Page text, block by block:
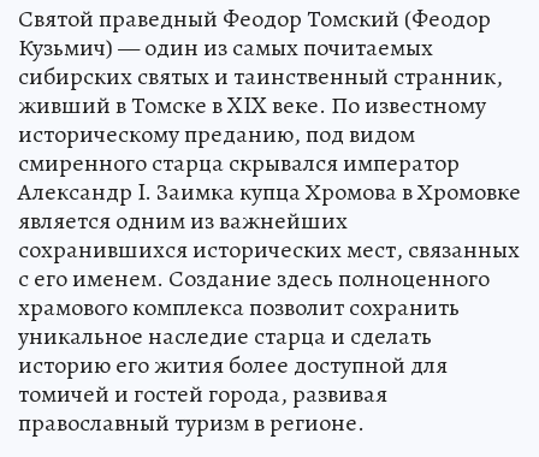
Святой праведный Феодор Томский (Феодор
Кузьмич) — один из самых почитаемых
сибирских святых и таинственный странник,
живший в Томске в XIX веке. По известному
историческому преданию, под видом
смиренного старца скрывался император
Александр I. Заимка купца Хромова в Хромовке
является одним из важнейших
сохранившихся исторических мест, связанных
с его именем. Создание здесь полноценного
храмового комплекса позволит сохранить
уникальное наследие старца и сделать
историю его жития более доступной для
томичей и гостей города, развивая
православный туризм в регионе.